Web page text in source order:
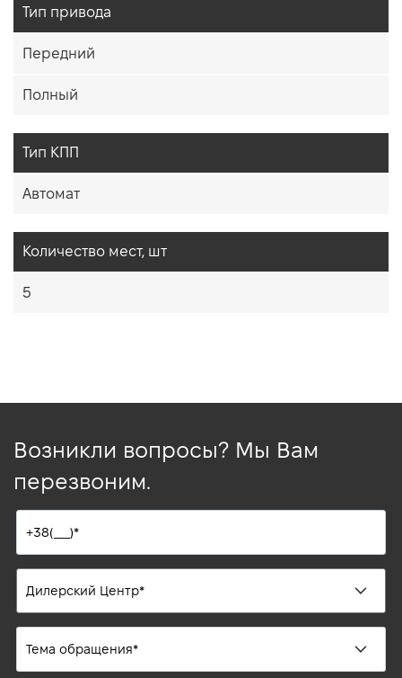
Тип привода
Передний
Полный
Тип КПП
Автомат
Количество мест, шт
5
Возникли вопросы? Мы Вам
перезвоним.